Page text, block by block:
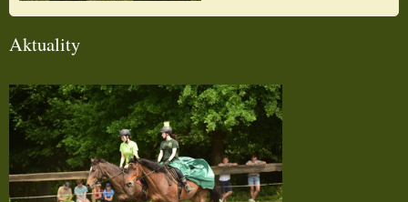
Aktuality